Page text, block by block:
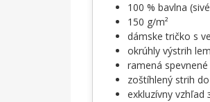
100 % bavlna
150 g/m²
dámske tričko s
okrúhly výstrih
ramená
zoštíhlený strih
exkluzívny vzhľad